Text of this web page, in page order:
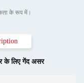
के रूप में।
के लिए गेंद असर